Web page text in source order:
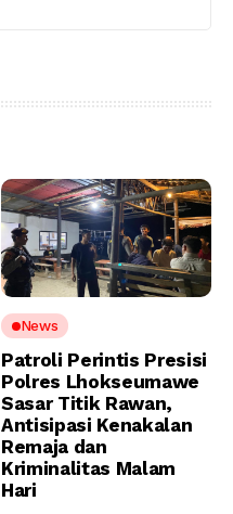
News
Patroli Perintis Presisi
Polres Lhokseumawe
Sasar Titik Rawan,
Antisipasi Kenakalan
Remaja dan
Kriminalitas Malam
Hari